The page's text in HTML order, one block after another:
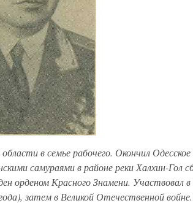
в семье рабочего. Окончил Одесское
самураями в районе реки Халхин-Гол
орденом Красного Знамени. Участвовал в
затем в Великой Отечественной войне.